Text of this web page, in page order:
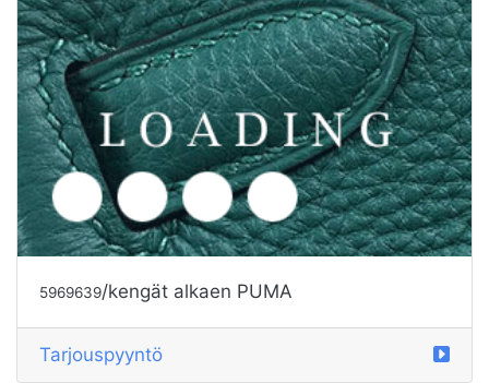
5847401/Children's clothes alkaen PUMA
Tarjouspyyntö